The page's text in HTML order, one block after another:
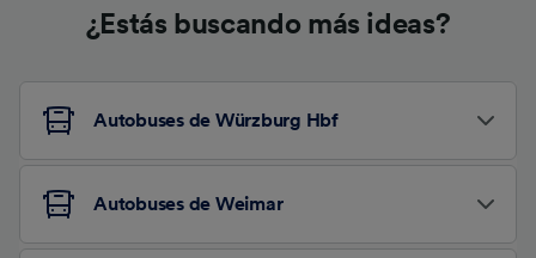
¿Estás buscando más ideas?
Autobuses de Würzburg Hbf
Autobuses de Weimar